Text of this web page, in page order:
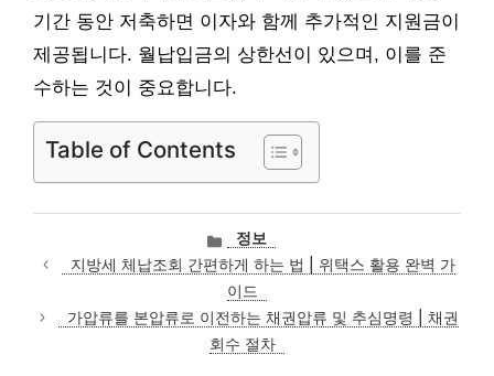
기간 동안 저축하면 이자와 함께 추가적인 지원금이
제공됩니다. 월납입금의 상한선이 있으며, 이를 준
수하는 것이 중요합니다.
Table of Contents
카
테
고
리
정보
지방세 체납조회 간편하게 하는 법 | 위택스 활용 완벽 가
이드
가압류를 본압류로 이전하는 채권압류 및 추심명령 | 채권
회수 절차